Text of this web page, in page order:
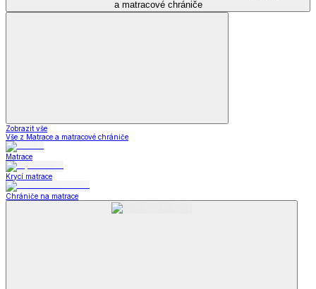
a matracové chrániče
Zobrazit vše
Vše z Matrace a matracové chrániče
Matrace
Krycí matrace
Chrániče na matrace